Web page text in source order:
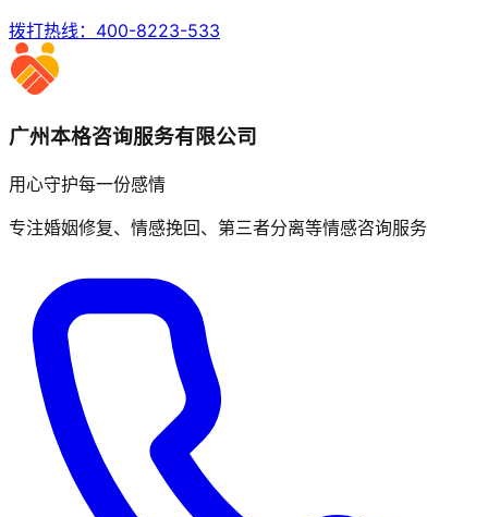
拨打热线： 400-8223-533
广州本格咨询服务有限公司
用心守护每一份感情
专注婚姻修复、情感挽回、第三者分离等情感咨询服务